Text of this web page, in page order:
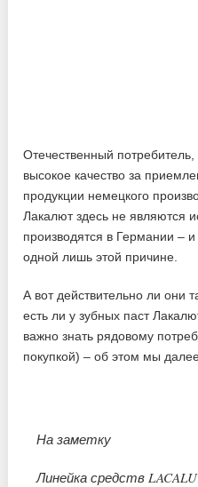
Отечественный
высокое качество за
продукции немецкого
Лакалют здесь не являются
производятся в Германии –
одной лишь этой причине.
А вот действительно ли они
есть ли у зубных паст
важно знать рядовому
покупкой) – об этом мы
На заметку
Линейка средств